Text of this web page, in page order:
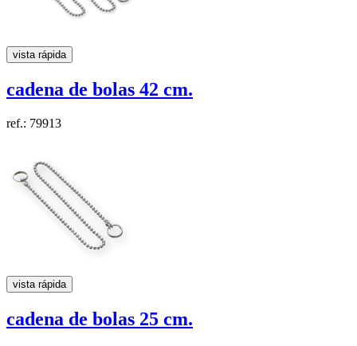
vista rápida
cadena de bolas 42 cm.
ref.: 79913
vista rápida
cadena de bolas 25 cm.